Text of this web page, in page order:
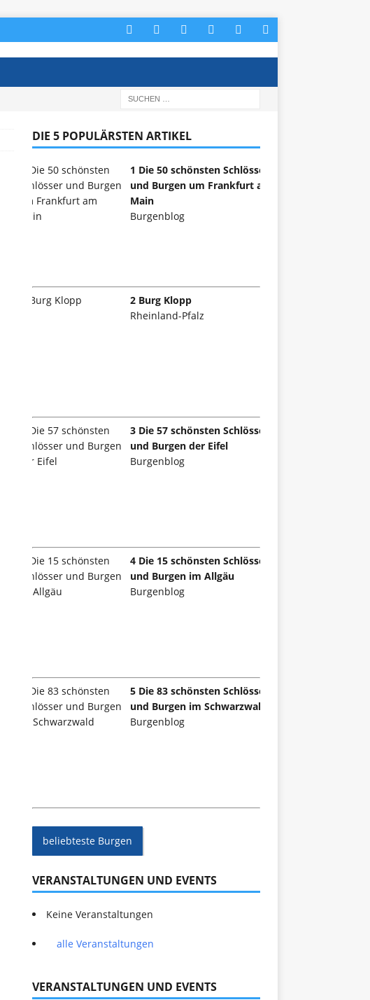
DIE 5 POPULÄRSTEN ARTIKEL
1 Die 50 schönsten Schlösser
und Burgen um Frankfurt am
Main
Burgenblog
2 Burg Klopp
Rheinland-Pfalz
3 Die 57 schönsten Schlösser
und Burgen der Eifel
Burgenblog
4 Die 15 schönsten Schlösser
und Burgen im Allgäu
Burgenblog
5 Die 83 schönsten Schlösser
und Burgen im Schwarzwald
Burgenblog
beliebteste Burgen
VERANSTALTUNGEN UND EVENTS
Keine Veranstaltungen
alle Veranstaltungen
VERANSTALTUNGEN UND EVENTS